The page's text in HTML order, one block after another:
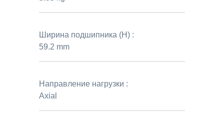
Ширина подшипника (H) :
59.2 mm
Направление нагрузки :
Axial